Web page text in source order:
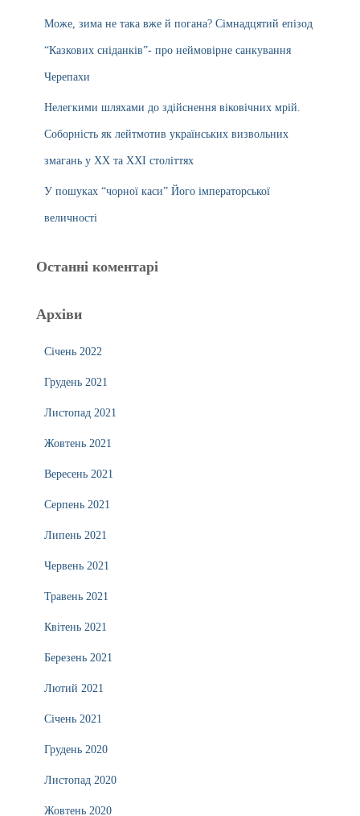
Може, зима не така вже й погана? Сімнадцятий епізод
“Казкових сніданків”- про неймовірне санкування
Черепахи
Нелегкими шляхами до здійснення віковічних мрій.
Соборність як лейтмотив українських визвольних
змагань у ХХ та ХХІ століттях
У пошуках “чорної каси” Його імператорської
величності
Останні коментарі
Архіви
Січень 2022
Грудень 2021
Листопад 2021
Жовтень 2021
Вересень 2021
Серпень 2021
Липень 2021
Червень 2021
Травень 2021
Квітень 2021
Березень 2021
Лютий 2021
Січень 2021
Грудень 2020
Листопад 2020
Жовтень 2020